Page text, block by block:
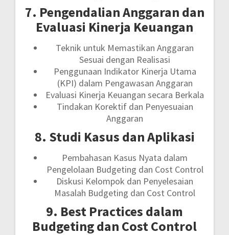
7. Pengendalian Anggaran dan
Evaluasi Kinerja Keuangan
Teknik untuk Memastikan Anggaran
Sesuai dengan Realisasi
Penggunaan Indikator Kinerja Utama
(KPI) dalam Pengawasan Anggaran
Evaluasi Kinerja Keuangan secara Berkala
Tindakan Korektif dan Penyesuaian
Anggaran
8. Studi Kasus dan Aplikasi
Pembahasan Kasus Nyata dalam
Pengelolaan Budgeting dan Cost Control
Diskusi Kelompok dan Penyelesaian
Masalah Budgeting dan Cost Control
9. Best Practices dalam
Budgeting dan Cost Control